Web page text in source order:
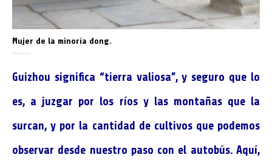
Mujer de la minoría dong.
Guizhou significa “tierra valiosa”, y seguro que lo
es, a juzgar por los ríos y las montañas que la
surcan, y por la cantidad de cultivos que podemos
observar desde nuestro paso con el autobús. Aquí,